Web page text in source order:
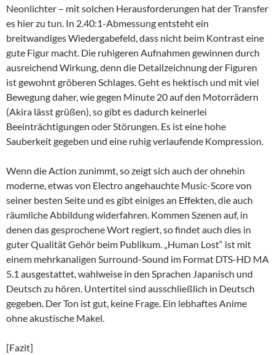
Neonlichter – mit solchen Herausforderungen hat der Transfer
es hier zu tun. In 2.40:1-Abmessung entsteht ein
breitwandiges Wiedergabefeld, dass nicht beim Kontrast eine
gute Figur macht. Die ruhigeren Aufnahmen gewinnen durch
ausreichend Wirkung, denn die Detailzeichnung der Figuren
ist gewohnt gröberen Schlages. Geht es hektisch und mit viel
Bewegung daher, wie gegen Minute 20 auf den Motorrädern
(Akira lässt grüßen), so gibt es dadurch keinerlei
Beeinträchtigungen oder Störungen. Es ist eine hohe
Sauberkeit gegeben und eine ruhig verlaufende Kompression.
Wenn die Action zunimmt, so zeigt sich auch der ohnehin
moderne, etwas von Electro angehauchte Music-Score von
seiner besten Seite und es gibt einiges an Effekten, die auch
räumliche Abbildung widerfahren. Kommen Szenen auf, in
denen das gesprochene Wort regiert, so findet auch dies in
guter Qualität Gehör beim Publikum. „Human Lost“ ist mit
einem mehrkanaligen Surround-Sound im Format DTS-HD MA
5.1 ausgestattet, wahlweise in den Sprachen Japanisch und
Deutsch zu hören. Untertitel sind ausschließlich in Deutsch
gegeben. Der Ton ist gut, keine Frage. Ein lebhaftes Anime
ohne akustische Makel.
[Fazit]